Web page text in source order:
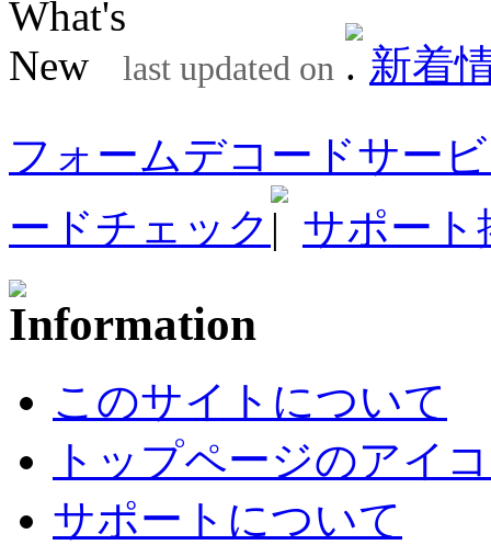
last updated on
新着
フォームデコードサー
ードチェック
サポート
このサイトについて
トップページのアイ
サポートについて